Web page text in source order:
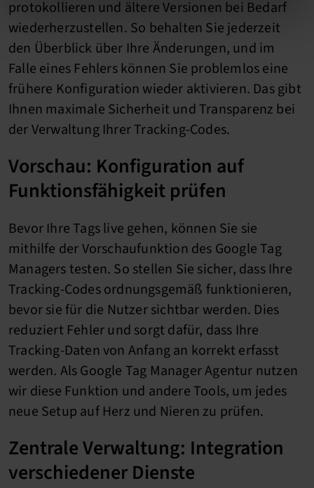
protokollieren und ältere Versionen bei Bedarf
wiederherzustellen. So behalten Sie jederzeit
den Überblick über Ihre Änderungen, und im
Falle eines Fehlers können Sie problemlos eine
frühere Konfiguration wieder aktivieren. Das gibt
Ihnen maximale Sicherheit und Transparenz bei
der Verwaltung Ihrer Tracking-Codes.
Vorschau: Konfiguration auf
Funktionsfähigkeit prüfen
Bevor Ihre Tags live gehen, können Sie sie
mithilfe der Vorschaufunktion des Google Tag
Managers testen. So stellen Sie sicher, dass Ihre
Tracking-Codes ordnungsgemäß funktionieren,
bevor sie für die Nutzer sichtbar werden. Dies
reduziert Fehler und sorgt dafür, dass Ihre
Tracking-Daten von Anfang an korrekt erfasst
werden. Als Google Tag Manager Agentur nutzen
wir diese Funktion und andere Tools, um jedes
neue Setup auf Herz und Nieren zu prüfen.
Zentrale Verwaltung: Integration
verschiedener Dienste